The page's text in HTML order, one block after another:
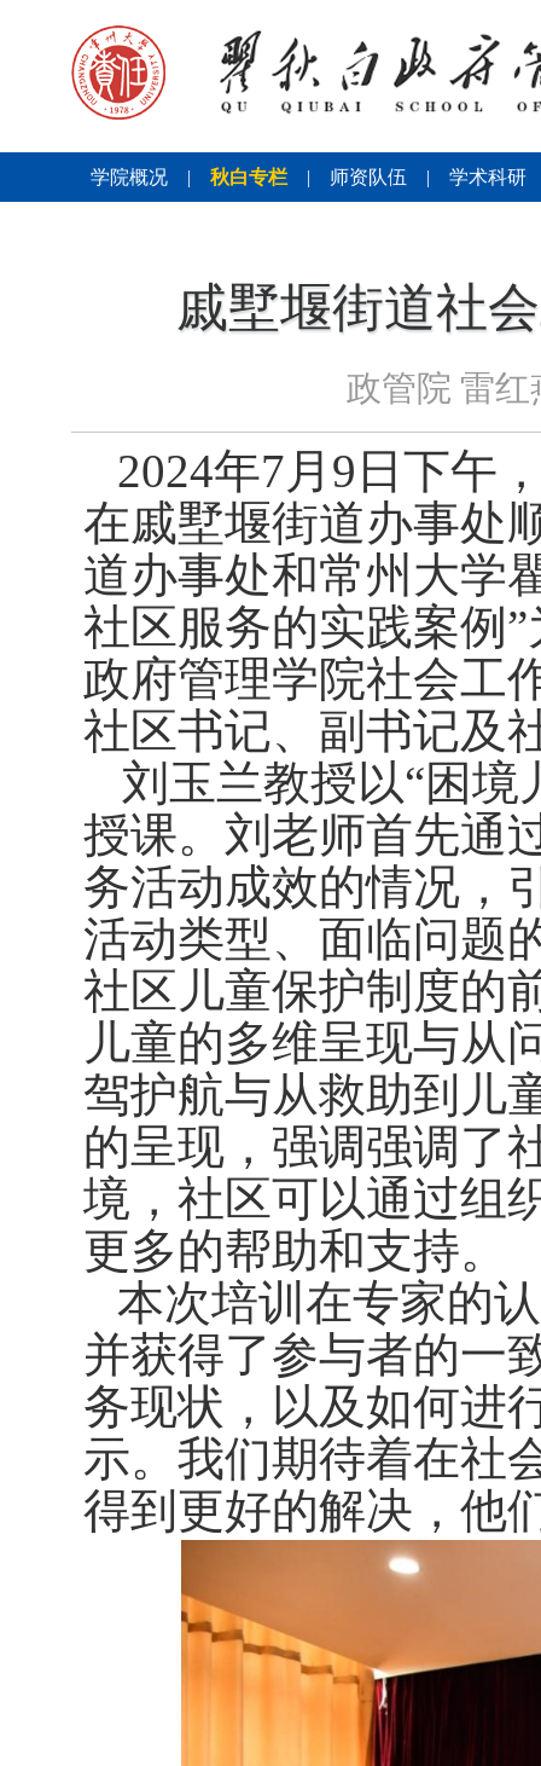
学院概况 | 秋白专栏 | 师资队伍 | 学术科研
戚墅堰街道社
政管院 雷红
2024年7月 9 日下午
在戚墅堰街道办事处
道办事处和常州大学
社区服务的实践案例
政府管理学院社会工
社区书记、副书记及
刘玉兰教授以“困
授课。刘老师首先通
务活动成效的情况，
活动类型、面临问题
社区儿童保护制度的
儿童的多维呈现与从
驾护航与从救助到儿
的呈现，强调强调了
境，社区可以通过组
更多的帮助和支持。
本次培训在专家的
并获得了参与者的一
务现状，以及如何进
示。我们期待着在社
得到更好的解决，他